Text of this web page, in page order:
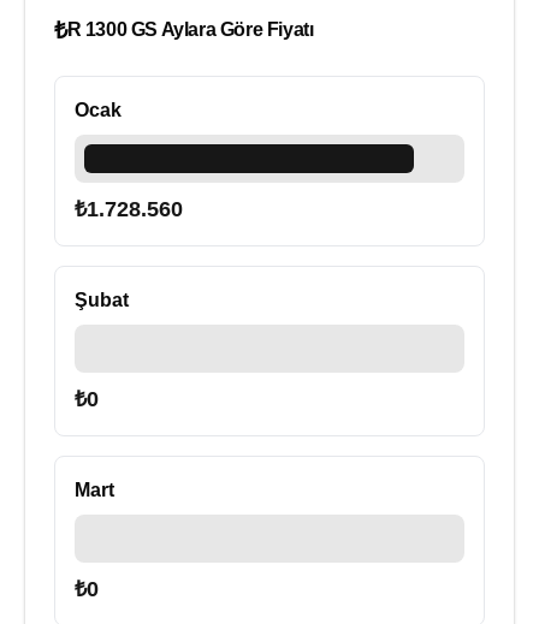
₺R 1300 GS Aylara Göre Fiyatı
Ocak
₺1.728.560
Şubat
₺0
Mart
₺0